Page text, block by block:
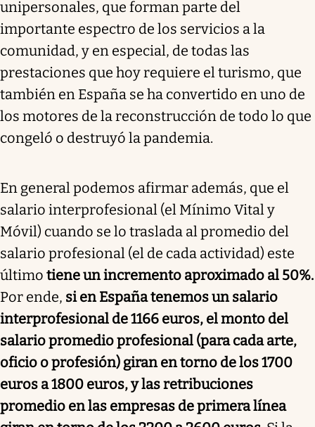
unipersonales, que forman parte del
importante espectro de los servicios a la
comunidad, y en especial, de todas las
prestaciones que hoy requiere el turismo, que
también en España se ha convertido en uno de
los motores de la reconstrucción de todo lo que
congeló o destruyó la pandemia.
En general podemos afirmar además, que el
salario interprofesional (el Mínimo Vital y
Móvil) cuando se lo traslada al promedio del
salario profesional (el de cada actividad) este
último tiene un incremento aproximado al 50%.
Por ende, si en España tenemos un salario
interprofesional de 1166 euros, el monto del
salario promedio profesional (para cada arte,
oficio o profesión) giran en torno de los 1700
euros a 1800 euros, y las retribuciones
promedio en las empresas de primera línea